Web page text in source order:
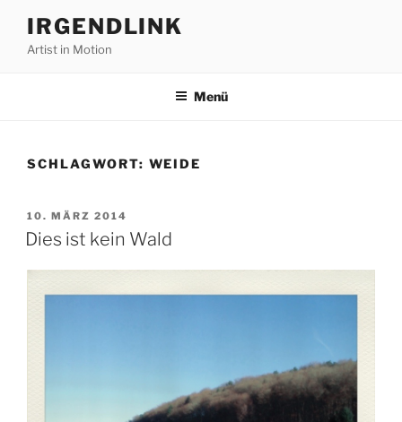
Inhalt
springen
IRGENDLINK
Artist in Motion
Menü
SCHLAGWORT: WEIDE
VERÖFFENTLICHT
AM
10. MÄRZ 2014
Dies ist kein Wald